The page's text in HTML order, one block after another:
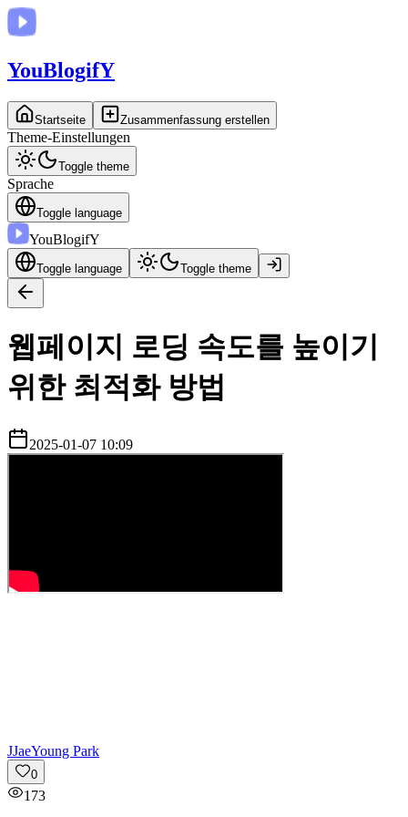
YouBlogifY
Startseite Zusammenfassung erstellen
Theme-Einstellungen
Toggle theme
Sprache
Toggle language
YouBlogifY
Toggle language Toggle theme
웹페이지 로딩 속도를 높이기
위한 최적화 방법
2025-01-07 10:09
JJaeYoung Park
0
173